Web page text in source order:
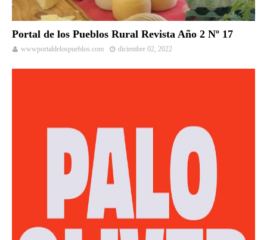
Portal de los Pueblos Rural Revista Año 2 Nº 17
wwwportaldelospueblos.com diciembre 02, 2022